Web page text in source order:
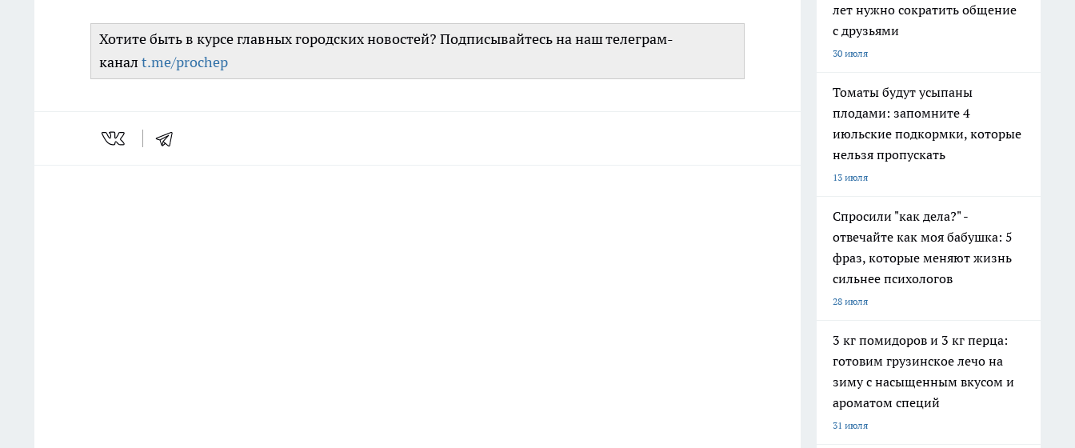
Хотите быть в курсе главных городских новостей? Подписывайтесь на наш телеграм-
канал t.me/prochep
лет нужно сократить общение
с друзьями
30 июля
Томаты будут усыпаны
плодами: запомните 4
июльские подкормки, которые
нельзя пропускать
13 июля
Спросили "как дела?" -
отвечайте как моя бабушка: 5
фраз, которые меняют жизнь
сильнее психологов
28 июля
3 кг помидоров и 3 кг перца:
готовим грузинское лечо на
зиму с насыщенным вкусом и
ароматом специй
31 июля